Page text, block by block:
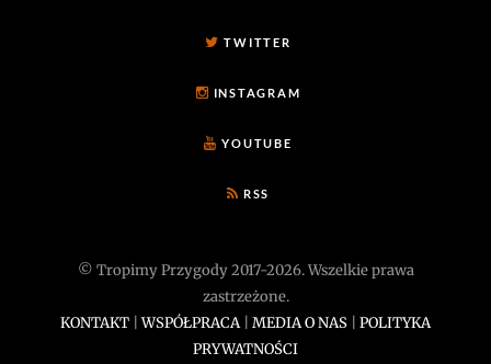
TWITTER
INSTAGRAM
YOUTUBE
RSS
© Tropimy Przygody 2017-2026. Wszelkie prawa
zastrzeżone.
KONTAKT |WSPÓŁPRACA| MEDIA O NAS
POLITYKA
PRYWATNOŚCI